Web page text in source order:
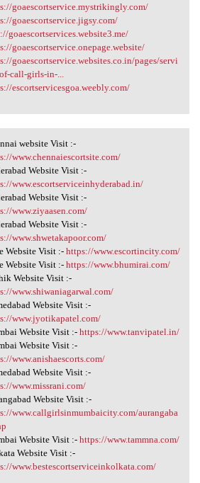
goaescortservice.mystrikingly.com/
goaescortservice.jigsy.com/
goaescortservices.website3.me/
goaescortservice.onepage.website/
goaescortservice.websites.co.in/pages/servi
call-girls-in-...
escortservicesgoa.weebly.com/
website Visit :-
website Visit :-
www.chennaiescortsite.com/
Website Visit :-
www.escortserviceinhyderabad.in/
Website Visit :-
www.ziyaasen.com/
Website Visit :-
www.shwetakapoor.com/
Website Visit :- https://www.escortincity.com/
Website Visit :- https://www.bhumirai.com/
Website Visit :-
www.shiwaniagarwal.com/
Website Visit :-
www.jyotikapatel.com/
Website Visit :- https://www.tanvipatel.in/
Website Visit :-
www.anishaescorts.com/
Website Visit :-
www.missrani.com/
Website Visit :-
www.callgirlsinmumbaicity.com/aurangaba
Website Visit :- https://www.tammna.com/
Website Visit :-
www.bestescortserviceinkolkata.com/